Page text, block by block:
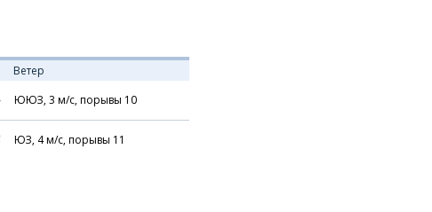
Ветер
ЮЮЗ, 3 м/с, порывы 10
ЮЗ, 4м/с, порывы 11